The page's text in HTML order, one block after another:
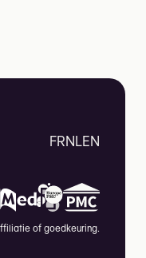
FRNLEN
of goedkeuring.